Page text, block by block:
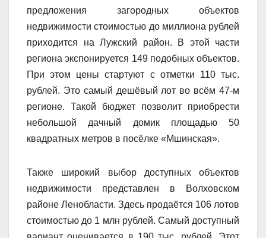
предложения загородных объектов
недвижимости стоимостью до миллиона рублей
приходится на Лужский район. В этой части
региона экспонируется 149 подобных объектов.
При этом цены стартуют с отметки 110 тыс.
рублей. Это самый дешёвый лот во всём 47-м
регионе. Такой бюджет позволит приобрести
небольшой дачный домик площадью 50
квадратных метров в посёлке «Мшинская».
Также широкий выбор доступных объектов
недвижимости представлен в Волховском
районе Ленобласти. Здесь продаётся 106 лотов
стоимостью до 1 млн рублей. Самый доступный